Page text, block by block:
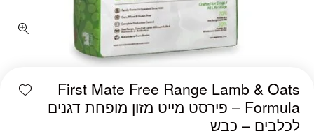
First Mate Free Range Lamb & Oats
Formula – פירסט מייט מזון מופחת דגנים
לכלבים – כבש